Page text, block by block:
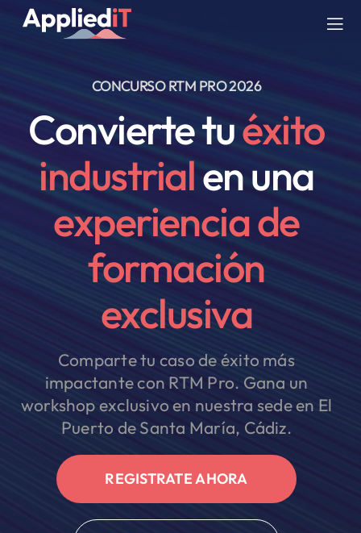
Saltar
SERVICIOS
SOLUCIONES
COMPAÑIA
RECURSOS
CONCURSO RTM PRO 2026
Convierte tuéxito
industrialen una
experiencia de
formación
exclusiva
Comparte tu caso de éxito más
impactante con RTM Pro. Gana un
workshop exclusivo en nuestra sede en El
Puerto de Santa María, Cádiz.
REGISTRATE AHORA